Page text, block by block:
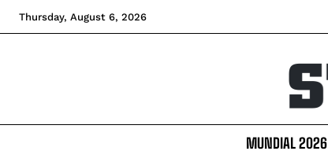
Thursday, August 6, 2026
MUNDIAL 2026